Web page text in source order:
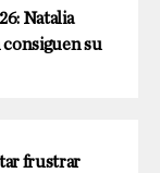
Natalia
consiguen su
frustrar